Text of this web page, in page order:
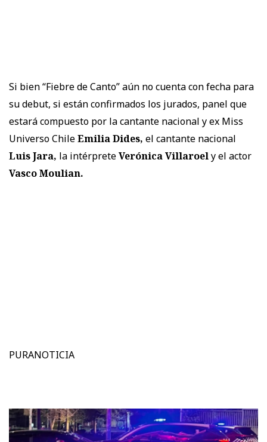
Si bien “Fiebre de Canto” aún no cuenta con fecha para
su debut, si están confirmados los jurados, panel que
estará compuesto por la cantante nacional y ex Miss
Universo ChileEmilia Dides, el cantante nacional
Luis Jara, la intérpreteVerónica Villaroely el actor
Vasco Moulian.
PURANOTICIA